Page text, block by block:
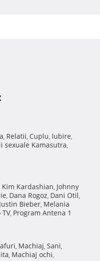
, Relatii, Cuplu, Iubire,
sexuale Kamasutra,
Kim Kardashian, Johnny
, Dana Rogoz, Dani Otil,
Justin Bieber, Melania
, Program Antena 1
, Machiaj, Sani,
, Machiaj ochi,